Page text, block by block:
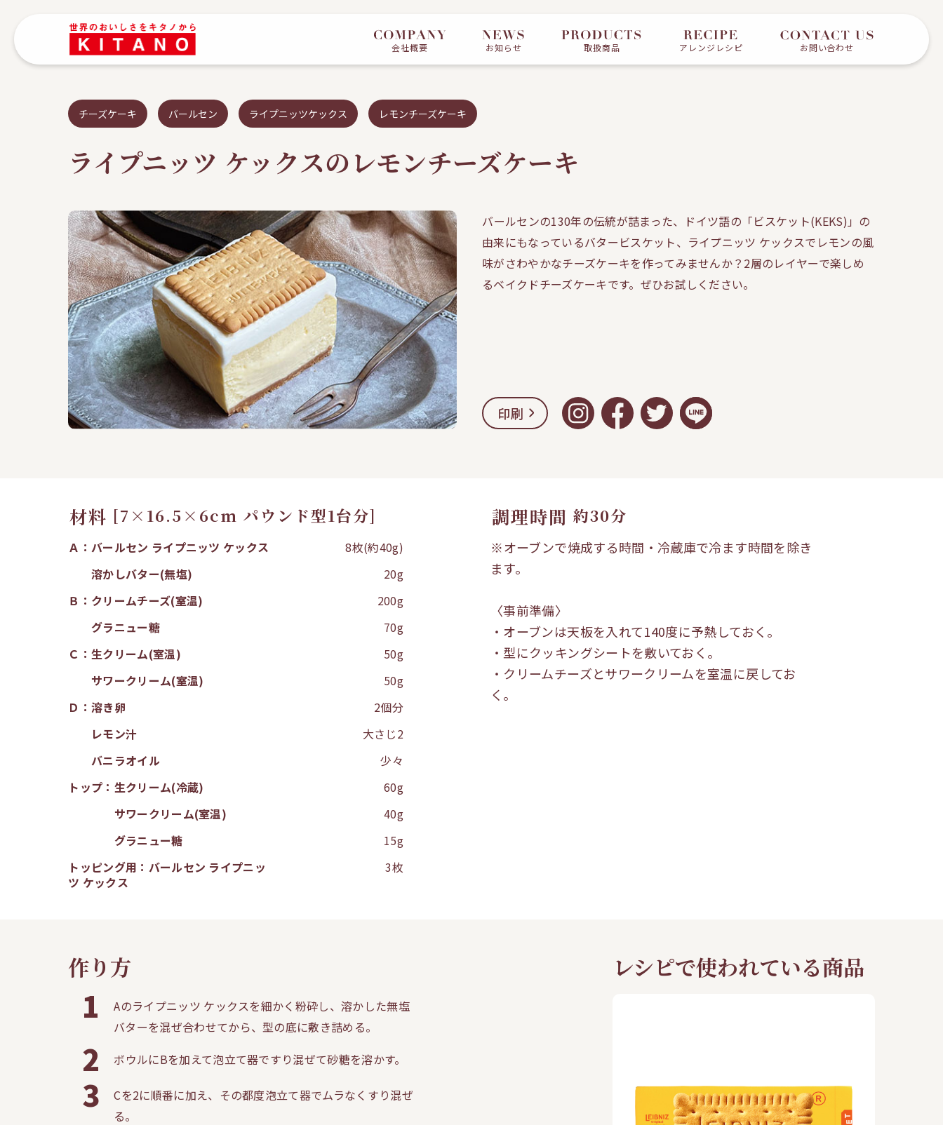
会社概要 お知らせ 取扱商品 アレンジレシピ お問い合わせ
チーズケーキ バールセン ライプニッツケックス レモンチーズケーキ
ライプニッツ ケックスのレモンチーズケーキ
バールセンの130年の伝統が詰まった、ドイツ語の「ビスケット(KEKS)」の
由来にもなっているバタービスケット、ライプニッツ ケックスでレモンの風
味がさわやかなチーズケーキを作ってみませんか？2層のレイヤーで楽しめ
るベイクドチーズケーキです。ぜひお試しください。
印刷
材料 [7×16.5×6cm パウンド型1台分]
Ａ：バールセン ライプニッツ ケックス
8枚(約40g)
溶かしバター(無塩)
20g
Ｂ：クリームチーズ(室温)
200g
グラニュー糖
70g
Ｃ：生クリーム(室温)
50g
サワークリーム(室温)
50g
Ｄ：溶き卵
2個分
レモン汁
大さじ2
バニラオイル
少々
トップ：生クリーム(冷蔵)
60g
サワークリーム(室温)
40g
グラニュー糖
15g
トッピング用：バールセン ライプニッ
ツ ケックス
3枚
調理時間 約30分
※オーブンで焼成する時間・冷蔵庫で冷ます時間を除き
ます。
〈事前準備〉
・オーブンは天板を入れて140度に予熱しておく。
・型にクッキングシートを敷いておく。
・クリームチーズとサワークリームを室温に戻してお
く。
作り方
1
Aのライプニッツ ケックスを細かく粉砕し、溶かした無塩
バターを混ぜ合わせてから、型の底に敷き詰める。
2 ボウルにBを加えて泡立て器ですり混ぜて砂糖を溶かす。
3
Cを2に順番に加え、その都度泡立て器でムラなくすり混ぜ
る。
レシピで使われている商品